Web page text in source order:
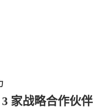
家战略合作伙伴